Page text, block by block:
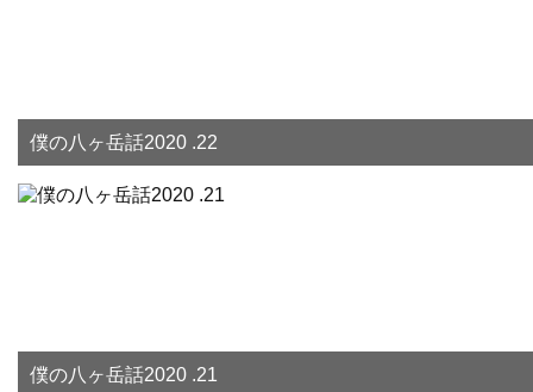
僕の八ヶ岳話2020 .22
僕の八ヶ岳話2020 .21